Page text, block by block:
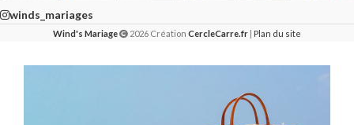
winds_mariages
Wind's Mariage 2026 Création CercleCarre.fr Plan du site